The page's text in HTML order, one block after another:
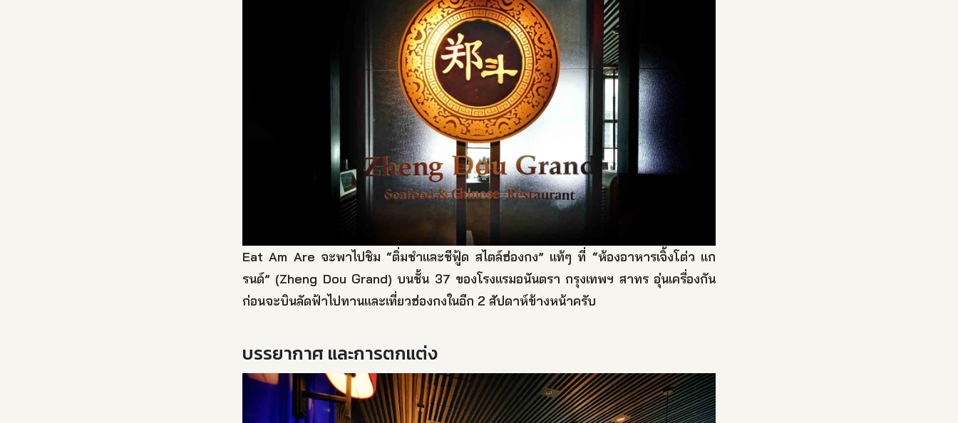
Eat Am Are จะพาไปชิม “ติ่มซำและซีฟู้ด สไตล์ฮ่องกง” แท้ๆ ที่ “ห้องอาหารเจิ้งโต่ว แก
รนด์” (Zheng Dou Grand) บนชั้น 37 ของโรงแรมอนันตรา กรุงเทพฯ สาทร อุ่นเครื่องกัน
ก่อนจะบินลัดฟ้าไปทานและเที่ยวฮ่องกงในอีก 2 สัปดาห์ข้างหน้าครับ
บรรยากาศ และการตกแต่ง